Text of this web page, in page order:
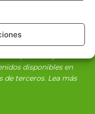
publicados bajo
disponibles en
de terceros. Lea más